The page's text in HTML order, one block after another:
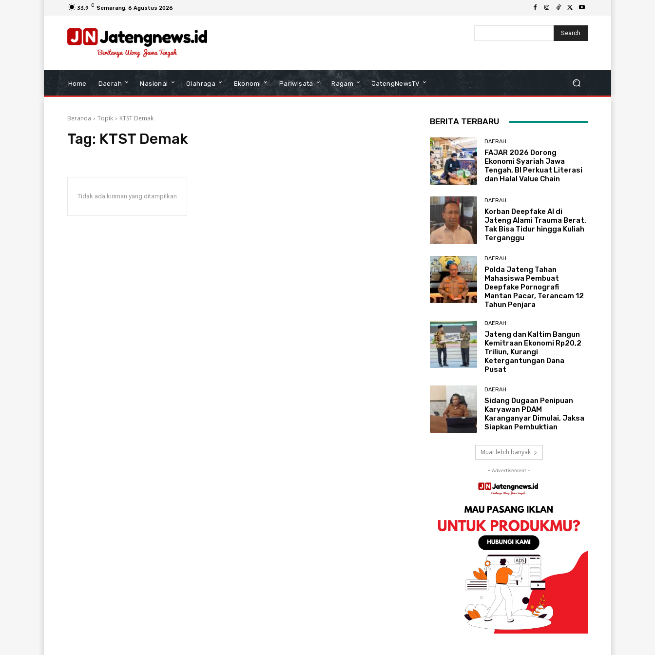
33.9 C Semarang, 6 Agustus 2026
Search
Home Daerah Nasional Olahraga Ekonomi Pariwisata Ragam JatengNewsTV
Beranda Topik KTST Demak
Tag: KTST Demak
Tidak ada kiriman yang ditampilkan
BERITA TERBARU
DAERAH
FAJAR 2026 Dorong
Ekonomi Syariah Jawa
Tengah, BI Perkuat Literasi
dan Halal Value Chain
DAERAH
Korban Deepfake AI di
Jateng Alami Trauma Berat,
Tak Bisa Tidur hingga Kuliah
Terganggu
DAERAH
Polda Jateng Tahan
Mahasiswa Pembuat
Deepfake Pornografi
Mantan Pacar, Terancam 12
Tahun Penjara
DAERAH
Jateng dan Kaltim Bangun
Kemitraan Ekonomi Rp20,2
Triliun, Kurangi
Ketergantungan Dana
Pusat
DAERAH
Sidang Dugaan Penipuan
Karyawan PDAM
Karanganyar Dimulai, Jaksa
Siapkan Pembuktian
Muat lebih banyak
- Advertisement -